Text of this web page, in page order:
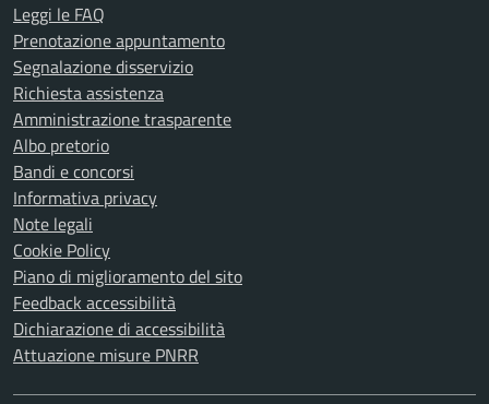
Leggi le FAQ
Prenotazione appuntamento
Segnalazione disservizio
Richiesta assistenza
Amministrazione trasparente
Albo pretorio
Bandi e concorsi
Informativa privacy
Note legali
Cookie Policy
Piano di miglioramento del sito
Feedback accessibilità
Dichiarazione di accessibilità
Attuazione misure PNRR